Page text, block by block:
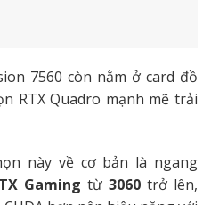
7560 còn nằm ở card đồ
RTX Quadro mạnh mẽ trải
này về cơ bản là ngang
Gaming từ 3060 trở lên,